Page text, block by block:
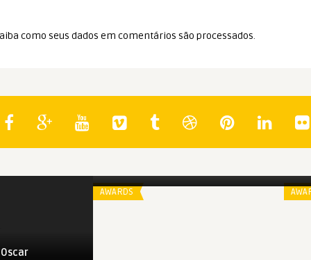
como seus dados em comentários são processados.
AWARDS